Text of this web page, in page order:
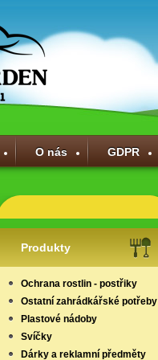
O nás GDPR
Produkty
Ochrana rostlin - postřiky
Ostatní zahrádkářské potřeby
Plastové nádoby
Svíčky
Dárky a reklamní předměty